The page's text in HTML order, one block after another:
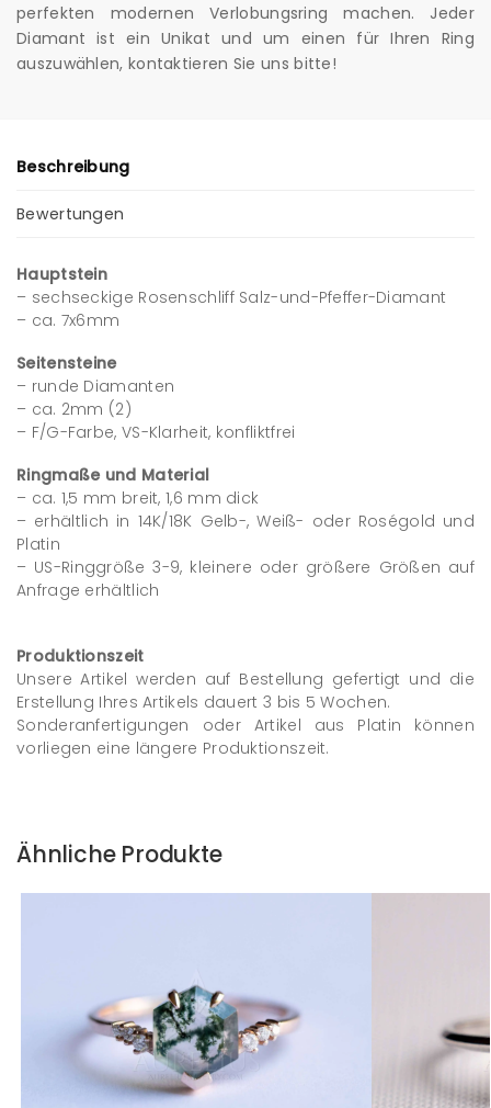
perfekten modernen Verlobungsring machen. Jeder
Diamant ist ein Unikat und um einen für Ihren Ring
auszuwählen, kontaktieren Sie uns bitte!
Beschreibung
Bewertungen
Hauptstein
– sechseckige Rosenschliff Salz-und-Pfeffer-Diamant
– ca. 7x6mm
Seitensteine
– runde Diamanten
– ca. 2mm (2)
– F/G-Farbe, VS-Klarheit, konfliktfrei
Ringmaße und Material
– ca. 1,5 mm breit, 1,6 mm dick
– erhältlich in 14K/18K Gelb-, Weiß- oder Roségold und
Platin
– US-Ringgröße 3-9, kleinere oder größere Größen auf
Anfrage erhältlich
Produktionszeit
Unsere Artikel werden auf Bestellung gefertigt und die
Erstellung Ihres Artikels dauert 3 bis 5 Wochen.
Sonderanfertigungen oder Artikel aus Platin können
vorliegen eine längere Produktionszeit.
Ähnliche Produkte